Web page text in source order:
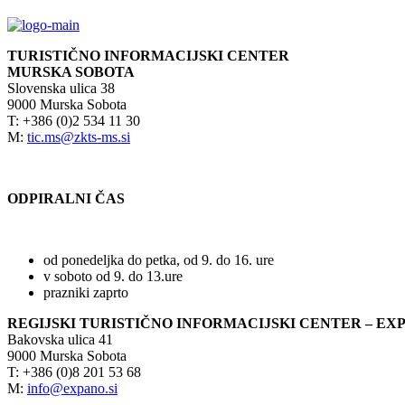
TURISTIČNO INFORMACIJSKI CENTER
MURSKA SOBOTA
Slovenska ulica 38
9000 Murska Sobota
T: +386 (0)2 534 11 30
M: tic.ms@zkts-ms.si
ODPIRALNI ČAS
od ponedeljka do petka, od 9. do 16. ure
v soboto od 9. do 13.ure
prazniki zaprto
REGIJSKI TURISTIČNO INFORMACIJSKI CENTER –
Bakovska ulica 41
9000 Murska Sobota
T: +386 (0)8 201 53 68
M: info@expano.si